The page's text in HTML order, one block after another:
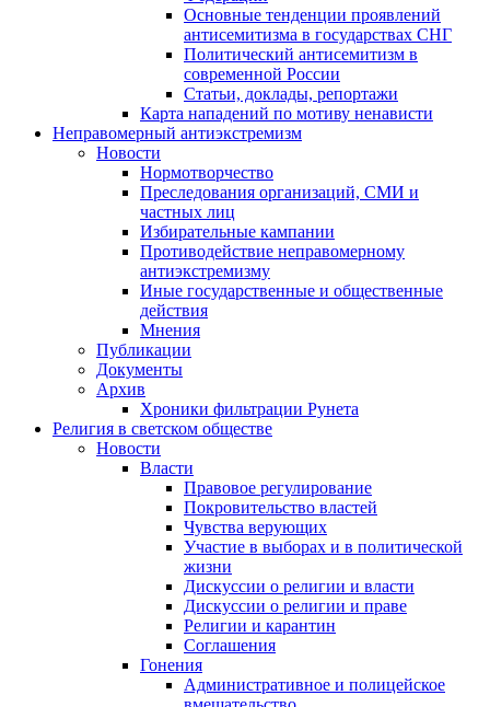
Основные тенденции проявлений
антисемитизма в государствах СНГ
Политический антисемитизм в
современной России
Статьи, доклады, репортажи
Карта нападений по мотиву ненависти
Неправомерный антиэкстремизм
Новости
Нормотворчество
Преследования организаций, СМИ и
частных лиц
Избирательные кампании
Противодействие неправомерному
антиэкстремизму
Иные государственные и общественные
действия
Мнения
Публикации
Документы
Архив
Хроники фильтрации Рунета
Религия в светском обществе
Новости
Власти
Правовое регулирование
Покровительство властей
Чувства верующих
Участие в выборах и в политической
жизни
Дискуссии о религии и власти
Дискуссии о религии и праве
Религии и карантин
Соглашения
Гонения
Административное и полицейское